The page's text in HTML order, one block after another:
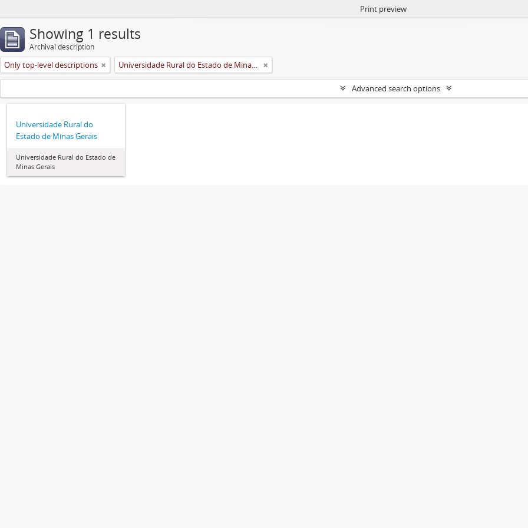
Print preview
Showing 1 results
Archival description
Only top-level descriptions Universidade Rural do Estado de Minas Gerais (Uremg)
Advanced search options
Universidade Rural do
Estado de Minas Gerais
Universidade Rural do Estado de
Minas Gerais